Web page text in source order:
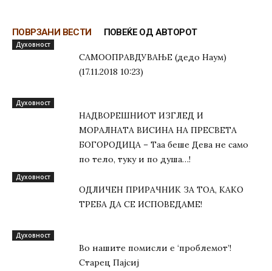
ПОВРЗАНИ ВЕСТИ ПОВЕЌЕ ОД АВТОРОТ
Духовност
САМООПРАВДУВАЊЕ (дедо Наум)
(17.11.2018 10:23)
Духовност
НАДВОРЕШНИОТ ИЗГЛЕД И
МОРАЛНАТА ВИСИНА HA ПРЕСВЕТА
БОГОРОДИЦА – Таа беше Дева не само
по тело, туку и по душа…!
Духовност
ОДЛИЧЕН ПРИРАЧНИК ЗА ТОА, КАКО
ТРЕБА ДА СЕ ИСПОВЕДАМЕ!
Духовност
Во нашите помисли е ‘проблемот’!
Старец Пајсиј